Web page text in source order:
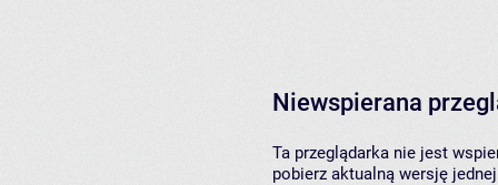
Niewspierana
Ta przeglądarka nie jest
pobierz aktualną wersję